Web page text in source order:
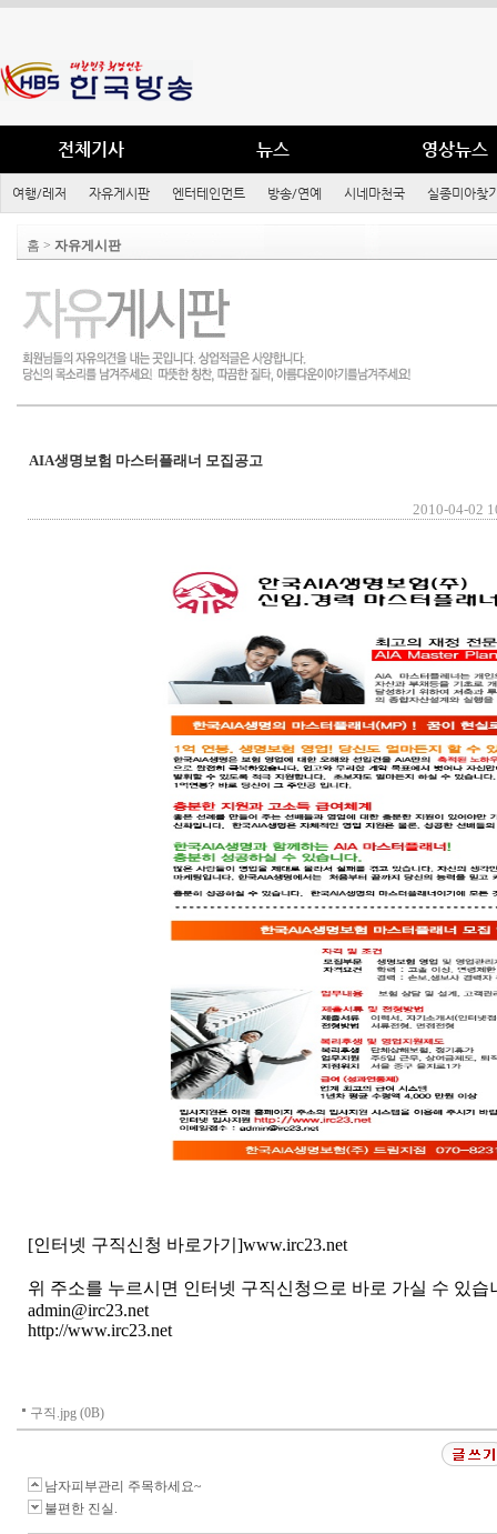
전체기사 뉴스 영상뉴스
여행/레저 자유게시판 엔터테인먼트 방송/연예 시네마천국 실종미아찾
홈 > 자유게시판
AIA생명보험 마스터플래너 모집공고
2010-04-02
[인터넷 구직신청 바로가기]www.irc23.net
위 주소를 누르시면 인터넷 구직신청으로 바로 가실 수 있습
admin@irc23.net
http://www.irc23.net
구직.jpg (0B)
남자피부관리 주목하세요~
불편한 진실.